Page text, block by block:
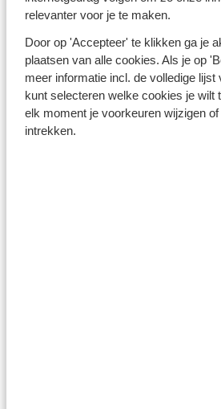
relevanter voor je te maken.
Door op 'Accepteer' te klikken ga je
plaatsen van alle cookies. Als je op
meer informatie incl. de volledige
kunt selecteren welke cookies je wilt
elk moment je voorkeuren wijzigen
intrekken.
het recht je uit de accommodatie
rekening. Je hebt dan geen recht
reissom.
> Naar boven
Interieur van de accommodaties